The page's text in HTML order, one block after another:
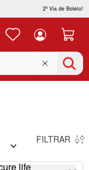
2ª Via de Boleto!
FILTRAR